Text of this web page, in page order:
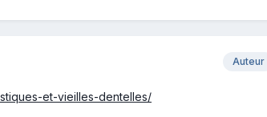
Auteur
et-vieilles-dentelles/